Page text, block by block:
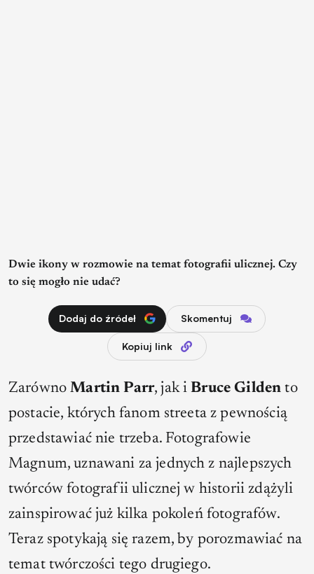
Dwie ikony w rozmowie na temat fotografii ulicznej. Czy
to się mogło nie udać?
Dodaj do źródeł Skomentuj
Kopiuj link
ZarównoMartin Parr, jak iBruce Gilden to
postacie, których fanom streeta z pewnością
przedstawiać nie trzeba. Fotografowie
Magnum, uznawani za jednych z najlepszych
twórców fotografii ulicznej w historii zdążyli
zainspirować już kilka pokoleń fotografów.
Teraz spotykają się razem, by porozmawiać na
temat twórczości tego drugiego.